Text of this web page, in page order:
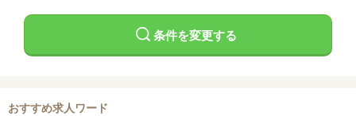
条件を変更する
おすすめ求人ワード